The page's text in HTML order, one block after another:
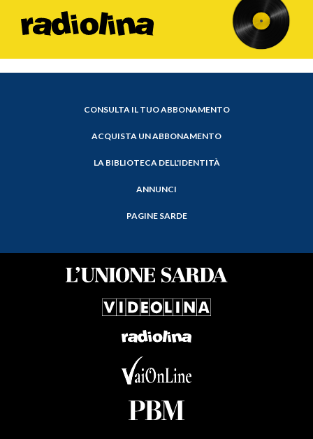
CONSULTA IL TUO ABBONAMENTO
ACQUISTA UN ABBONAMENTO
LA BIBLIOTECA DELL'IDENTITÀ
ANNUNCI
PAGINE SARDE